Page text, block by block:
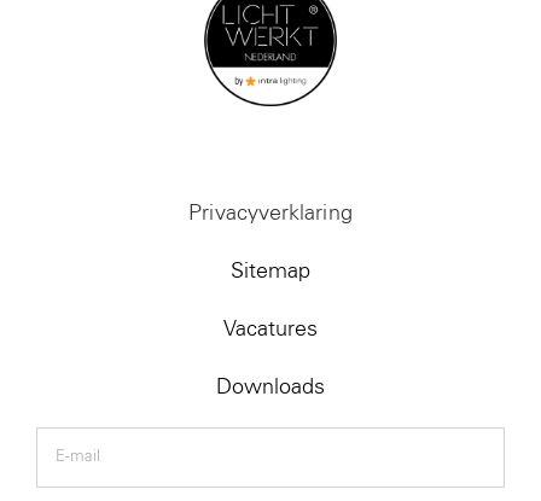
Privacyverklaring
Sitemap
Vacatures
Downloads